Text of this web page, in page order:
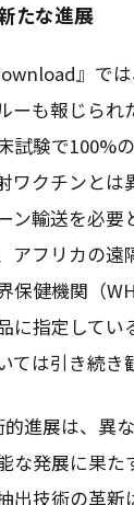
たな進展
』で
ーも報じられ
試験で100%
ワクチンとは
ン輸送を必要
アフリカの遠
保健機関（
に指定してい
ては引き続き
的進展は、異
な発展に果た
出技術の革新